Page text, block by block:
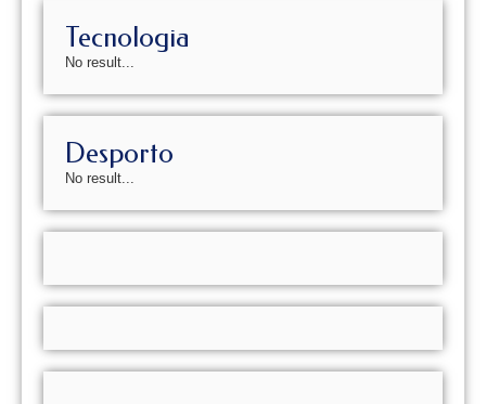
Tecnologia
No result...
Desporto
No result...